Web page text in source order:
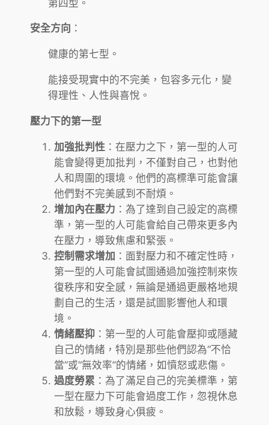
第四型。
安全方向 ：
健康的第七型。
能接受現實中的不完美，包容多元化，變
得理性、人性與喜悅。
壓力下的第一型
加強批判性 ：在壓力之下，第一型的人可
能會變得更加批判，不僅對自己，也對他
人和周圍的環境。他們的高標準可能會讓
他們對不完美感到不耐煩。
增加內在壓力 ：為了達到自己設定的高標
準，第一型的人可能會給自己帶來更多內
在壓力，導致焦慮和緊張。
控制需求增加 ：面對壓力和不確定性時，
第一型的人可能會試圖通過加強控制來恢
復秩序和安全感，無論是通過更嚴格地規
劃自己的生活，還是試圖影響他人和環
境。
情緒壓抑 ：第一型的人可能會壓抑或隱藏
自己的情緒，特別是那些他們認為“不恰
當”或“無效率”的情緒，如憤怒或悲傷。
過度勞累 ：為了滿足自己的完美標準，第
一型在壓力下可能會過度工作，忽視休息
和放鬆，導致身心俱疲。